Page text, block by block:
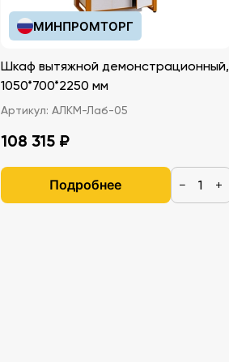
МИНПРОМТОРГ
Шкаф вытяжной демонстрационный,
1050*700*2250 мм
Артикул: АЛКМ-Лаб-05
108 315 ₽
Подробнее − +